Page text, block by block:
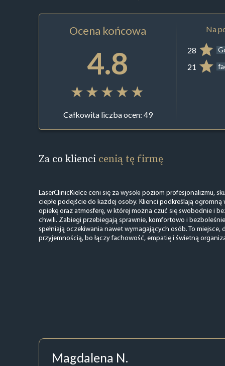
Ocena końcowa
4.8
Całkowita liczba ocen: 49
Na
28
21
Za co klienci cenią tę firmę
LaserClinicKielce ceni się za wysoki poziom profesjonalizmu,
ciepłe podejście do każdej osoby. Klienci podkreślają
opiekę oraz atmosferę, w której można czuć się swobodnie i
chwili. Zabiegi przebiegają sprawnie, komfortowo i
spełniają oczekiwania nawet wymagających osób. To miejsce,
przyjemnością, bo łączy fachowość, empatię i świetną
Magdalena N.